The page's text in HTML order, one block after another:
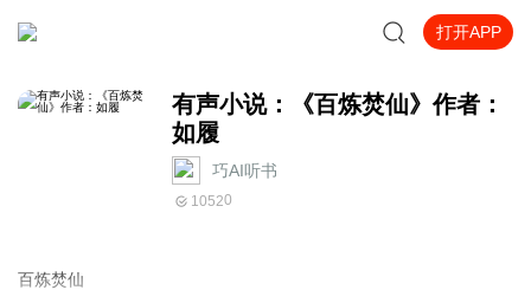
打开APP
有声小说：《百炼焚仙》作者：
如履
巧AI听书
10520
百炼焚仙